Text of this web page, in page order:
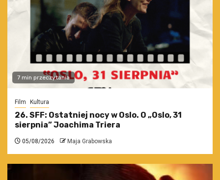
7 min przeczytania
Film Kultura
26. SFF: Ostatniej nocy w Oslo. O „Oslo, 31
sierpnia” Joachima Triera
05/08/2026 Maja Grabowska